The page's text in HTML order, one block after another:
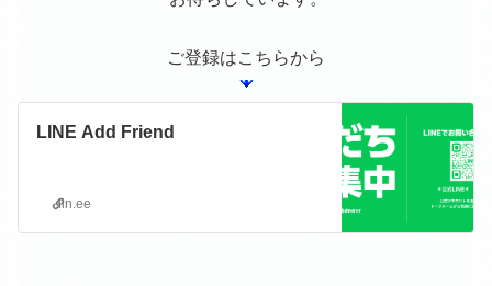
ご登録はこちらから
LINE Add Friend
lin.ee